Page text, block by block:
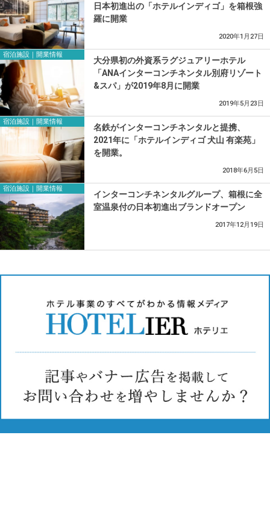
日本初進出の「ホテルインディゴ」を箱根強
羅に開業
2020年1月27日
宿泊施設｜開業情報
大分県初の外資系ラグジュアリーホテル
「ANAインターコンチネンタル別府リゾート
&スパ」が2019年8月に開業
2019年5月23日
宿泊施設｜開業情報
名鉄がインターコンチネンタルと提携、
2021年に「ホテルインディゴ 犬山 有楽苑」
を開業。
2018年6月5日
宿泊施設｜開業情報
インターコンチネンタルグループ、箱根に全
室温泉付の日本初進出ブランドオープン
2017年12月19日